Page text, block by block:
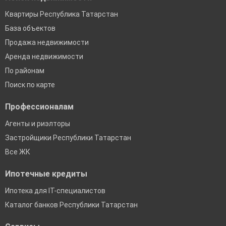
Квартиры Республика Татарстан
База объектов
Продажа недвижимости
Аренда недвижимости
По районам
Поиск по карте
Профессионалам
Агенты и риэлторы
Застройщики Республики Татарстан
Все ЖК
Ипотечные кредиты
Ипотека для IT-специалистов
Каталог банков Республики Татарстан